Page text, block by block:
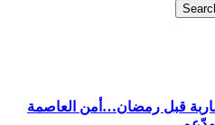
قبل رمضان…أمن العاصمة